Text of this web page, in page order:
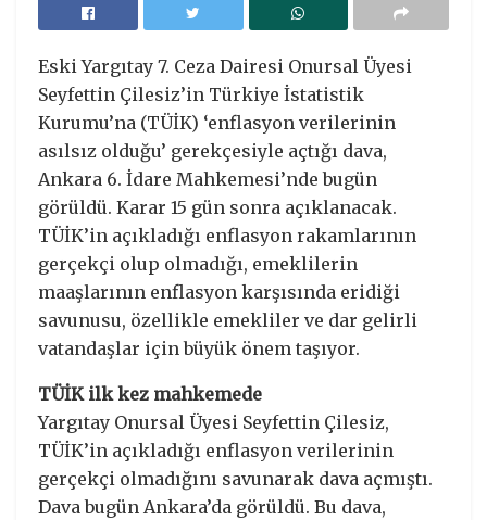
Eski Yargıtay 7. Ceza Dairesi Onursal Üyesi
Seyfettin Çilesiz’in Türkiye İstatistik
Kurumu’na (TÜİK) ‘enflasyon verilerinin
asılsız olduğu’ gerekçesiyle açtığı dava,
Ankara 6. İdare Mahkemesi’nde bugün
görüldü. Karar 15 gün sonra açıklanacak.
TÜİK’in açıkladığı enflasyon rakamlarının
gerçekçi olup olmadığı, emeklilerin
maaşlarının enflasyon karşısında eridiği
savunusu, özellikle emekliler ve dar gelirli
vatandaşlar için büyük önem taşıyor.
TÜİK ilk kez mahkemede
Yargıtay Onursal Üyesi Seyfettin Çilesiz,
TÜİK’in açıkladığı enflasyon verilerinin
gerçekçi olmadığını savunarak dava açmıştı.
Dava bugün Ankara’da görüldü. Bu dava,